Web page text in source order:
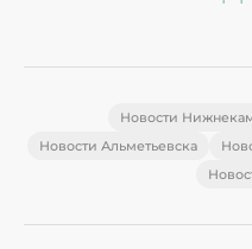
Новости
Новости Альметьевска